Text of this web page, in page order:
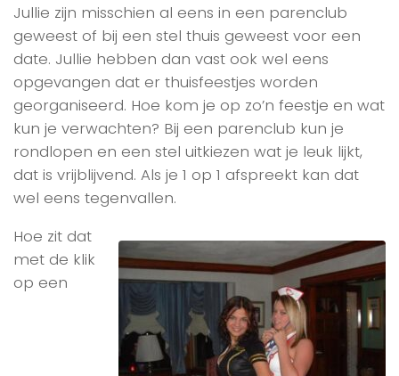
Jullie zijn misschien al eens in een parenclub
geweest of bij een stel thuis geweest voor een
date. Jullie hebben dan vast ook wel eens
opgevangen dat er thuisfeestjes worden
georganiseerd. Hoe kom je op zo’n feestje en wat
kun je verwachten? Bij een parenclub kun je
rondlopen en een stel uitkiezen wat je leuk lijkt,
dat is vrijblijvend. Als je 1 op 1 afspreekt kan dat
wel eens tegenvallen.
Hoe zit dat
met de klik
op een